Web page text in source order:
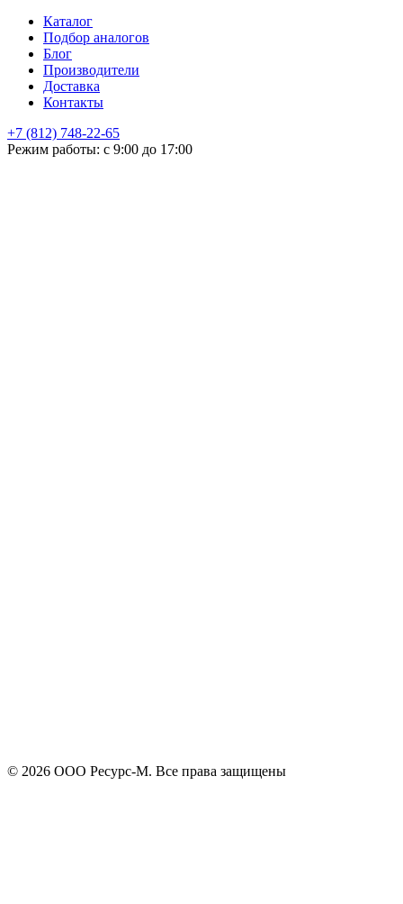
Каталог
Подбор аналогов
Блог
Производители
Доставка
Контакты
+7 (812) 748-22-65
Режим работы: с 9:00 до 17:00
НЕ НАШЛИ ЧТО ИСКАЛИ
© 2026 ООО Ресурс-М. Все права защищены